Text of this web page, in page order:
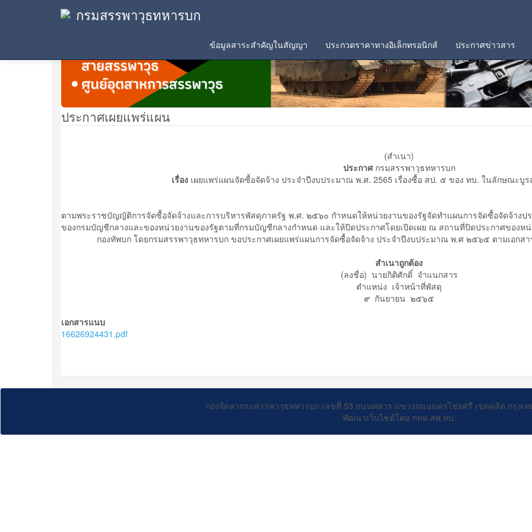
กรมสรรพาวุธทหารบก
ข้อมูลสาระสำคัญในสัญญา ประกวดราคาทางอิเล็กทรอนิกส์ ประกาศข่าวสาร
ประกาศเผยแพร่แผน
(สำเนา)
ประกาศกรมสรรพาวุธทหารบก
เรื่อง เผยแพร่แผนจัดซื้อจัดจ้าง ประจำปีงบประมาณ พ.ศ. 2565 เรื่องซื้อ สป. ๕ ของ ทบ. ในลักษณะบู
ตามพระราชบัญญัติการจัดซื้อจัดจ้างและการบริหารพัสดุภาครัฐ พ.ศ. ๒๕๖๐ กำหนดให้หน่วยงานของรัฐจัดทำแผนการจัดซื้อจัดจ้างป
ของกรมบัญชีกลางและของหน่วยงานของรัฐตามที่กรมบัญชีกลางกำหนด และให้ปิดประกาศโดยเปิดเผย ณ สถานที่ปิดประกาศของห
กองทัพบก โดยกรมสรรพาวุธทหารบก ขอประกาศเผยแพร่แผนการจัดซื้อจัดจ้าง ประจำปีงบประมาณ พ.ศ ๒๕๖๕ ตามเอกสา
สำเนาถูกต้อง
(ลงชื่อ) นายกิติศักดิ์ จำแนกสาร
ตำแหน่ง เจ้าหน้าที่พัสดุ
๙ กันยายน ๒๕๖๕
เอกสารแนบ
16626924431.pdf
กองจัดหากรมสรรพาวุธทหารบก เลขที่ 53 ถนนทหาร แขวงถนนนครไชยศรี เขตดุสิต กรุงเ
พัฒนาเว็บไซต์โดย กทท.สพ.ทบ.